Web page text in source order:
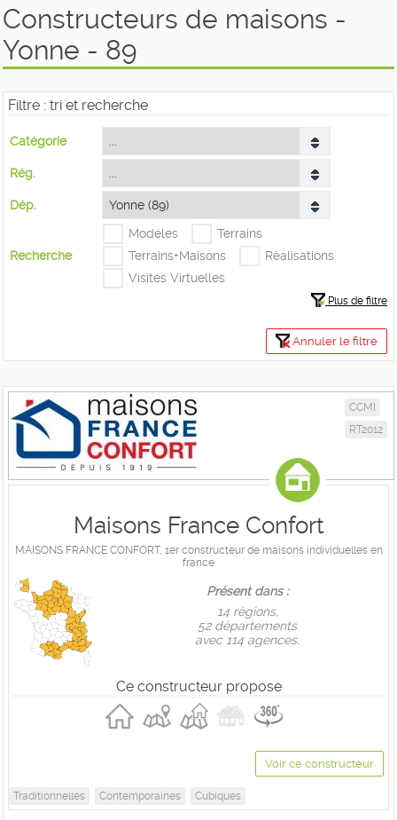
Constructeurs de maisons -
Yonne - 89
Filtre : tri et recherche
Catégorie
Rég.
Dép.
Recherche
Modéles
Terrains
Terrains+Maisons
Réalisations
Visites Virtuelles
Plus de filtre
Annuler le filtre
CCMI
RT2012
Maisons France Confort
MAISONS FRANCE CONFORT, 1er constructeur de maisons individuelles en
france
Présent dans :
14 règions,
52 départements
avec 114 agences.
Ce constructeur propose
Voir ce constructeur
Traditionnelles Contemporaines Cubiques